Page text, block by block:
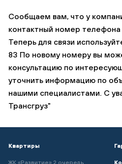
Сообщаем вам, что у
контактный номер
Теперь для связи
83 По новому номеру вы
консультацию по
уточнить информацию по
нашими специалистами. С
Трансгруз"
Квартиры
вопрос, вы можете задать его
Ваше ФИО
Номер телефона
Текст сообщения
Введите ваше ФИО
Номер телефона
Нажимая кнопку «Отправить» вы
обработку персональных данных